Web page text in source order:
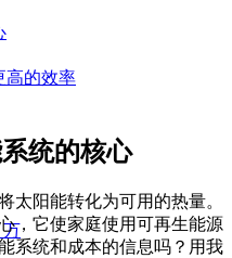
万
高的效率
统的核心
太阳能转化为可用的热量。
，它使家庭使用可再生能源
系统和成本的信息吗？用我